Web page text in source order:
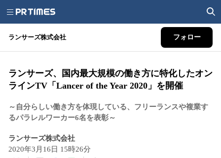
ランサーズ株式会社 フォロー
ランサーズ、国内最大規模の働き方に特化したオン
ラインTV「Lancer of the Year 2020」を開催
～自分らしい働き方を体現している、フリーランスや複業す
るパラレルワーカー6名を表彰～
ランサーズ株式会社
2020年3月16日 15時26分